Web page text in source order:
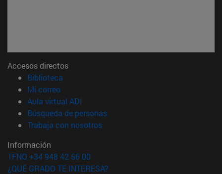
Accesos directos
Biblioteca
Mi correo(abre en nueva ventana)
Aula virtual ADI
Búsqueda de personas(abre en nueva ventana)
Trabaja con nosotros(abre en nueva ventana)
Información
TFNO +34 948 42 56 00
¿QUÉ GRADO TE INTERESA?